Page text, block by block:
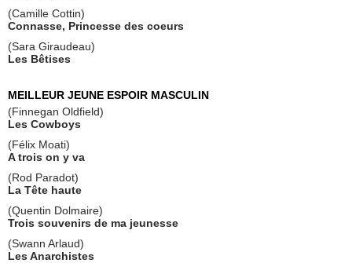
(Camille Cottin)
Connasse, Princesse des coeurs
(Sara Giraudeau)
Les Bêtises
MEILLEUR JEUNE ESPOIR MASCULIN
(Finnegan Oldfield)
Les Cowboys
(Félix Moati)
A trois on y va
(Rod Paradot)
La Tête haute
(Quentin Dolmaire)
Trois souvenirs de ma jeunesse
(Swann Arlaud)
Les Anarchistes